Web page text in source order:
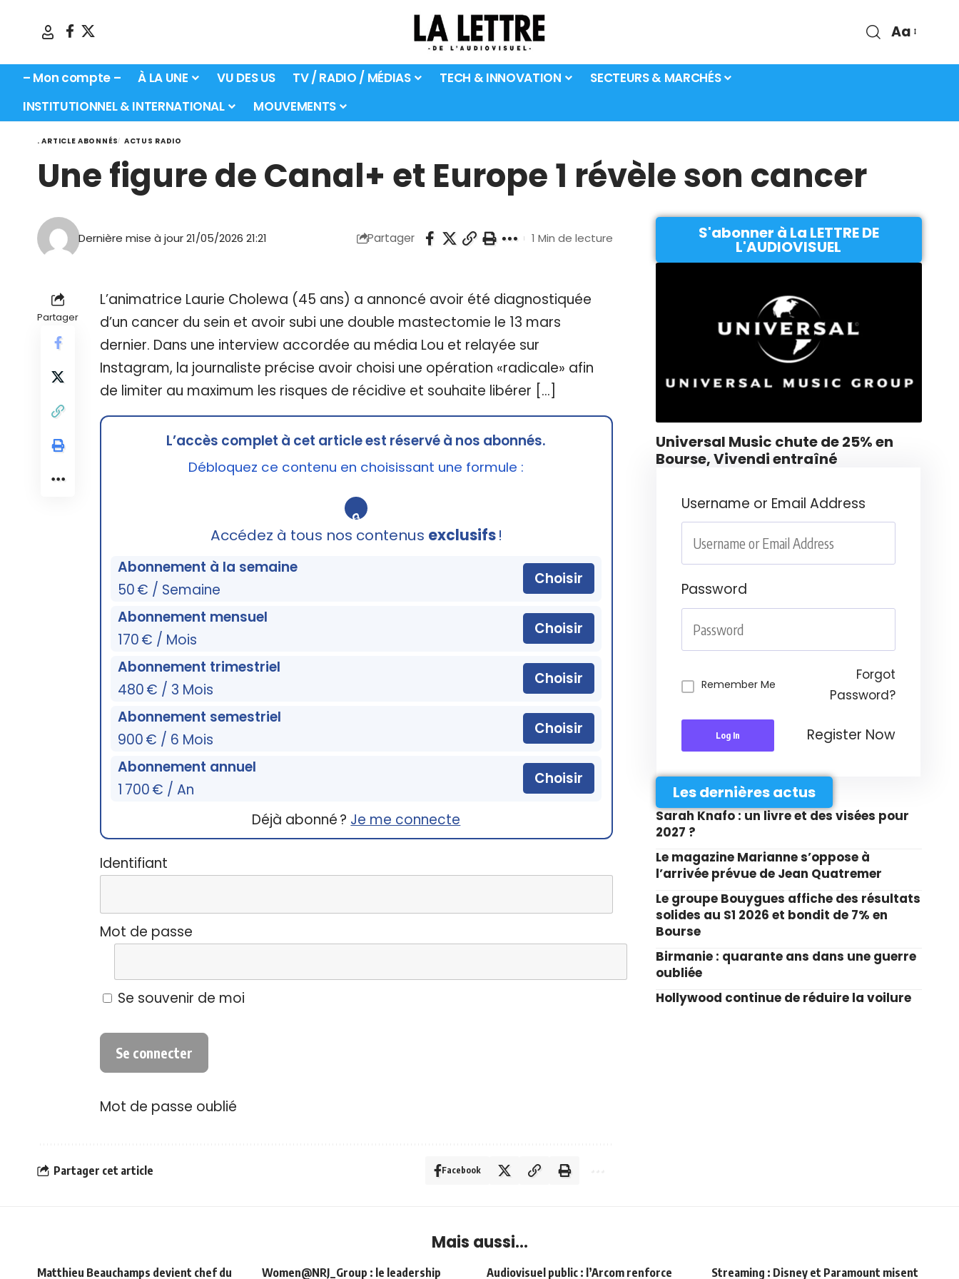
Aa
– Mon compte – À LA UNE VU DES US TV / RADIO / MÉDIAS TECH & INNOVATION
SECTEURS & MARCHÉS
INSTITUTIONNEL & INTERNATIONAL
MOUVEMENTS
. ARTICLE ABONNÉS ACTUS RADIO
Une figure de Canal+ et Europe 1 révèle son cancer
Dernière mise à jour 21/05/2026 21:21 Partager 1 Min de lecture
Partager
L’animatrice Laurie Cholewa (45 ans) a annoncé avoir été diagnostiquée
d’un cancer du sein et avoir subi une double mastectomie le 13 mars
dernier. Dans une interview accordée au média Lou et relayée sur
Instagram, la journaliste précise avoir choisi une opération «radicale» afin
de limiter au maximum les risques de récidive et souhaite libérer […]
L’accès complet à cet article est réservé à nos abonnés.
Débloquez ce contenu en choisissant une formule :
🔒
Accédez à tous nos contenus exclusifs!
Abonnement à la semaine
50 € / Semaine
Choisir
Abonnement mensuel
170 € / Mois
Choisir
Abonnement trimestriel
480 € / 3 Mois
Choisir
Abonnement semestriel
900 € / 6 Mois
Choisir
Abonnement annuel
1 700 € / An
Choisir
Déjà abonné ? Je me connecte
Identifiant
Mot de passe
Se souvenir de moi
Mot de passe oublié
Partager cet article Facebook
S'abonner à La LETTRE DE
L'AUDIOVISUEL
Universal Music chute de 25% en
Bourse, Vivendi entraîné
Username or Email Address
Password
Remember Me
Forgot
Password?
Log In Register Now
Les dernières actus
Sarah Knafo : un livre et des visées pour
2027 ?
Le magazine Marianne s’oppose à
l’arrivée prévue de Jean Quatremer
Le groupe Bouygues affiche des résultats
solides au S1 2026 et bondit de 7% en
Bourse
Birmanie : quarante ans dans une guerre
oubliée
Hollywood continue de réduire la voilure
Mais aussi...
Matthieu Beauchamps devient chef du Women@NRJ_Group : le leadership Audiovisuel public : l’Arcom renforce Streaming : Disney et Paramount misent